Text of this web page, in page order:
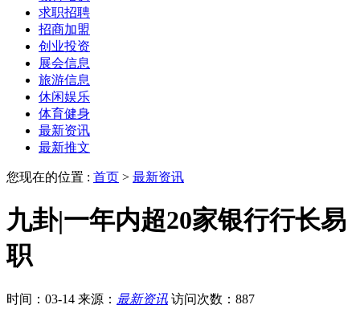
求职招聘
招商加盟
创业投资
展会信息
旅游信息
休闲娱乐
体育健身
最新资讯
最新推文
您现在的位置 : 首页 > 最新资讯
九卦|一年内超20家银行行长易
职
时间：03-14 来源： 最新资讯 访问次数：887